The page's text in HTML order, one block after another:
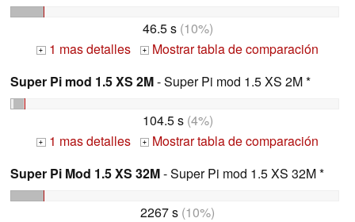
46.5 s(10%)
+ 1 mas detalles +
Mostrar tabla de comparación
Super Pi mod 1.5 XS 2M- Super Pi mod 1.5 XS 2M *
104.5 s(4%)
+ 1 mas detalles +
Mostrar tabla de comparación
Super Pi Mod 1.5 XS 32M- Super Pi mod 1.5 XS 32M *
2267 s (10%)